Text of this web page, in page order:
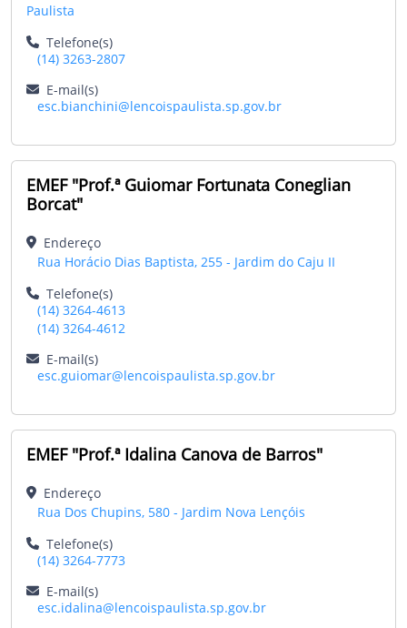
Paulista
Telefone(s)
(14) 3263-2807
E-mail(s)
esc.bianchini@lencoispaulista.sp.gov.br
EMEF "Prof.ª Guiomar Fortunata Coneglian
Borcat"
Endereço
Rua Horácio Dias Baptista, 255 - Jardim do Caju II
Telefone(s)
(14) 3264-4613
(14) 3264-4612
E-mail(s)
esc.guiomar@lencoispaulista.sp.gov.br
EMEF "Prof.ª Idalina Canova de Barros"
Endereço
Rua Dos Chupins, 580 - Jardim Nova Lençóis
Telefone(s)
(14) 3264-7773
E-mail(s)
esc.idalina@lencoispaulista.sp.gov.br